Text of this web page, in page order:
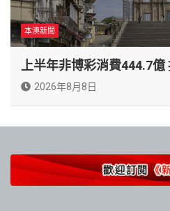
本澳新聞
上半年非博彩消費444.7
2026年8月8日